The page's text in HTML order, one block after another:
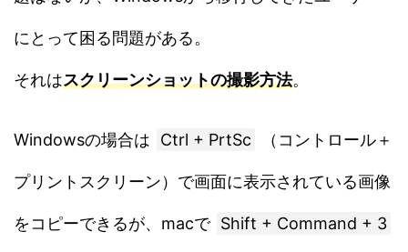
にとって困る問題がある。
それはスクリーンショットの撮影方法。
Windowsの場合は Ctrl + PrtSc （コントロール＋
プリントスクリーン）で画面に表示されている画像
をコピーできるが、macで Shift + Command + 3